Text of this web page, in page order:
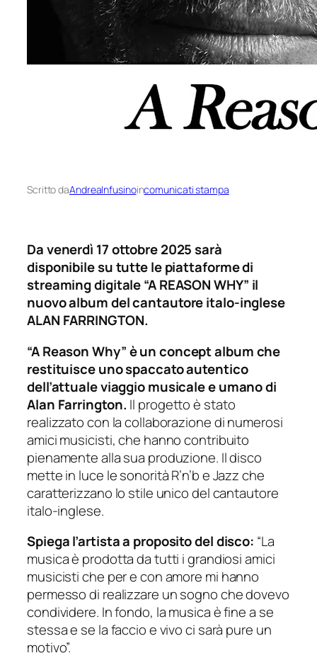
Scritto daAndreaInfusinoincomunicati stampa
Da venerdì 17 ottobre 2025 sarà
disponibile su tutte le piattaforme di
streaming digitale “A REASON WHY” il
nuovo album del cantautore italo-inglese
ALAN FARRINGTON.
“A Reason Why” è un concept album che
restituisce uno spaccato autentico
dell’attuale viaggio musicale e umano di
Alan Farrington. Il progetto è stato
realizzato con la collaborazione di numerosi
amici musicisti, che hanno contribuito
pienamente alla sua produzione. Il disco
mette in luce le sonorità R’n’b e Jazz che
caratterizzano lo stile unico del cantautore
italo-inglese.
Spiega l’artista a proposito del disco: “La
musica è prodotta da tutti i grandiosi amici
musicisti che per e con amore mi hanno
permesso di realizzare un sogno che dovevo
condividere. In fondo, la musica è fine a se
stessa e se la faccio e vivo ci sarà pure un
motivo”.